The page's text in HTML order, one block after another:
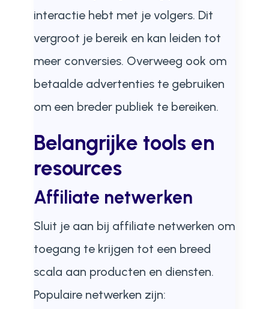
interactie hebt met je volgers. Dit
vergroot je bereik en kan leiden tot
meer conversies. Overweeg ook om
betaalde advertenties te gebruiken
om een breder publiek te bereiken.
Belangrijke tools en
resources
Affiliate netwerken
Sluit je aan bij affiliate netwerken om
toegang te krijgen tot een breed
scala aan producten en diensten.
Populaire netwerken zijn: